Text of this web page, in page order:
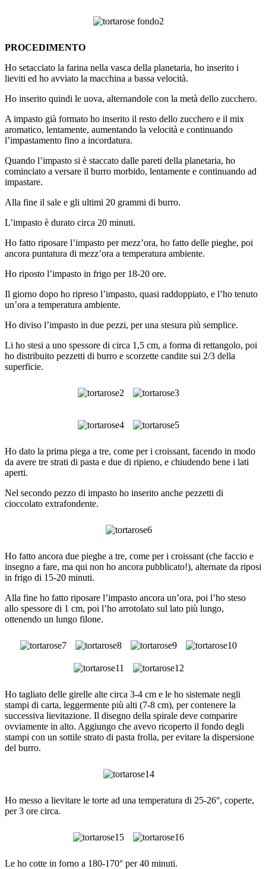
PROCEDIMENTO
Ho setacciato la farina nella vasca della planetaria, ho inserito i
lieviti ed ho avviato la macchina a bassa velocità.
Ho inserito quindi le uova, alternandole con la metà dello zucchero.
A impasto già formato ho inserito il resto dello zucchero e il mix
aromatico, lentamente, aumentando la velocità e continuando
l’impastamento fino a incordatura.
Quando l’impasto si è staccato dalle pareti della planetaria, ho
cominciato a versare il burro morbido, lentamente e continuando ad
impastare.
Alla fine il sale e gli ultimi 20 grammi di burro.
L’impasto è durato circa 20 minuti.
Ho fatto riposare l’impasto per mezz’ora, ho fatto delle pieghe, poi
ancora puntatura di mezz’ora a temperatura ambiente.
Ho riposto l’impasto in frigo per 18-20 ore.
Il giorno dopo ho ripreso l’impasto, quasi raddoppiato, e l’ho tenuto
un’ora a temperatura ambiente.
Ho diviso l’impasto in due pezzi, per una stesura più semplice.
Li ho stesi a uno spessore di circa 1,5 cm, a forma di rettangolo, poi
ho distribuito pezzetti di burro e scorzette candite sui 2/3 della
superficie.
Ho dato la prima piega a tre, come per i croissant, facendo in modo
da avere tre strati di pasta e due di ripieno, e chiudendo bene i lati
aperti.
Nel secondo pezzo di impasto ho inserito anche pezzetti di
cioccolato extrafondente.
Ho fatto ancora due pieghe a tre, come per i croissant (che faccio e
insegno a fare, ma qui non ho ancora pubblicato!), alternate da riposi
in frigo di 15-20 minuti.
Alla fine ho fatto riposare l’impasto ancora un’ora, poi l’ho steso
allo spessore di 1 cm, poi l’ho arrotolato sul lato più lungo,
ottenendo un lungo filone.
Ho tagliato delle girelle alte circa 3-4 cm e le ho sistemate negli
stampi di carta, leggermente più alti (7-8 cm), per contenere la
successiva lievitazione. Il disegno della spirale deve comparire
ovviamente in alto. Aggiungo che avevo ricoperto il fondo degli
stampi con un sottile strato di pasta frolla, per evitare la dispersione
del burro.
Ho messo a lievitare le torte ad una temperatura di 25-26°, coperte,
per 3 ore circa.
Le ho cotte in forno a 180-170° per 40 minuti.